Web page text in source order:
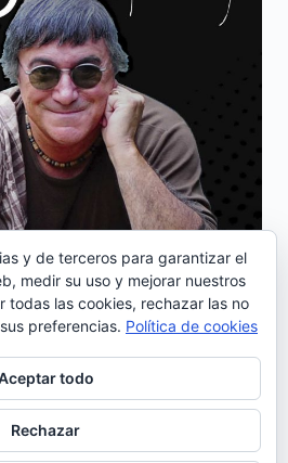
de la escena musical
trayectoria es
haber con 51 álbumes en
géneros musicales;
bossa nova ,…
03/10/2016
y de terceros para garantizar el
medir su uso y mejorar nuestros
todas las cookies, rechazar las no
preferencias. Política de cookies
todo
Rechazar